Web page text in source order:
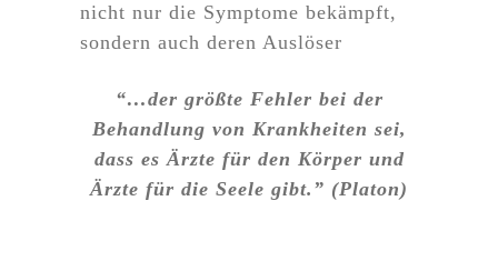
nicht nur die Symptome bekämpft,
sondern auch deren Auslöser
“…der größte Fehler bei der
Behandlung von Krankheiten sei,
dass es Ärzte für den Körper und
Ärzte für die Seele gibt.” (Platon)